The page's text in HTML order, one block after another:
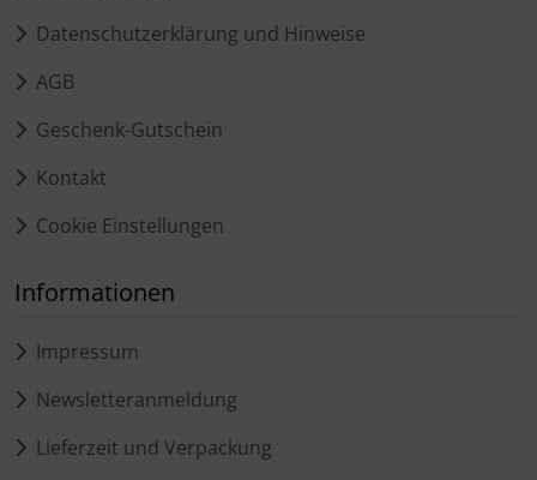
Datenschutzerklärung und Hinweise
AGB
Geschenk-Gutschein
Kontakt
Cookie Einstellungen
Informationen
Impressum
Newsletteranmeldung
Lieferzeit und Verpackung